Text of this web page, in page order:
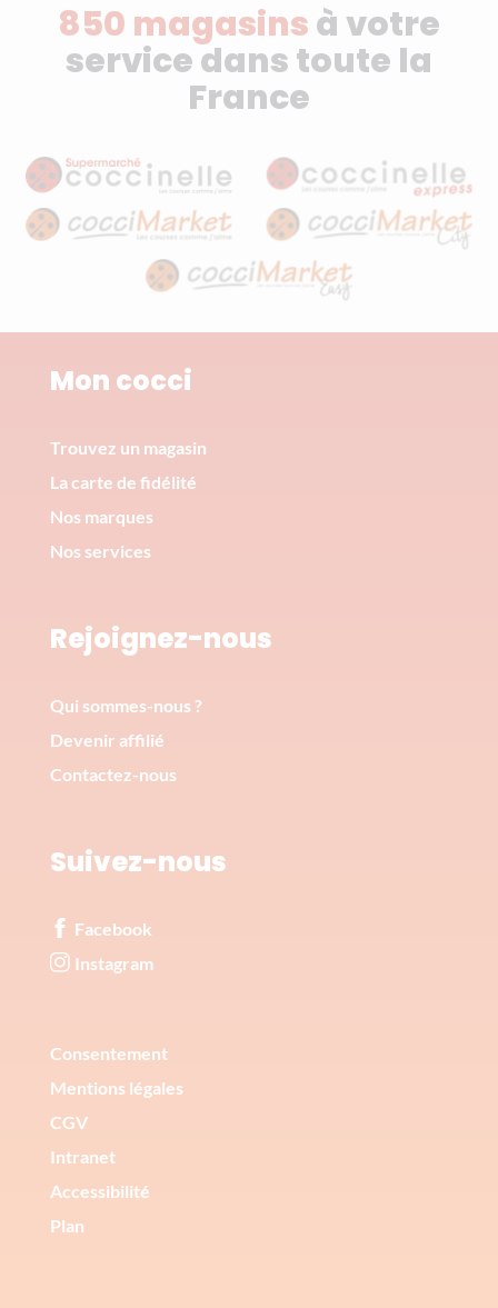
850 magasinsà votre
service dans toute la
France
Mon cocci
Trouvez un magasin
La carte de fidélité
Nos marques
Nos services
Rejoignez-nous
Qui sommes-nous ?
Devenir affilié
Contactez-nous
Suivez-nous
Facebook
Instagram
Corporate
Consentement
Mentions légales
CGV
Intranet
Accessibilité
Plan